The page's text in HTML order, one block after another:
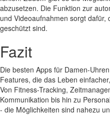
abzusetzen. Die Funktion zur
und Videoaufnahmen sorgt dafür,
geschützt sind.
Fazit
Die besten Apps für Damen-
Features, die das Leben
Von Fitness-Tracking,
Kommunikation bis hin zu
- die Möglichkeiten sind nahezu